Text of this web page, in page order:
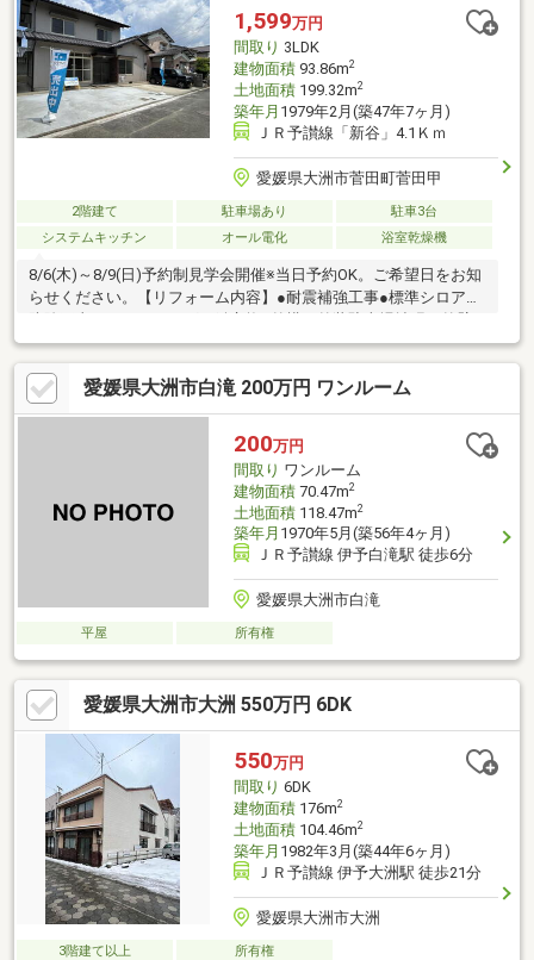
に合わせたローンの組み方や金融機関をご提案。住宅ローンが初
めての方でもお気軽にご相談ください。
1,599万円
間取り 3LDK
建物面積93.86m2
土地面積199.32m2
築年月 1979年2月(築47年7ヶ月)
ＪＲ予讃線「新谷」4.1Ｋｍ
愛媛県大洲市菅田町菅田甲
2階建て 駐車場あり
駐車3台
システムキッチン
オール電化 浴室乾燥機
8/6(木)～8/9(日)予約制見学会開催※当日予約OK。ご希望日をお知
らせください。【リフォーム内容】●耐震補強工事●標準シロアリ
防除工事、クリーニング、鍵交換●外構・外装駐車場拡張、外壁
塗装●水回りシステムキッチン交換、ユニットバス交換、洗面化
粧台交換●内装間取変更、室内ドア（一部）交換、床材上張り、
シューズボックス交換、クロス張替え●その他設備インターホン
設置【おすすめポイント】・耐震適合証明書を取得すれば（要別
途費用）、条件により住宅ローン減税や不動産取得税減税の対象
になります・シロアリ防除工事施工後5年間保証・お客様に合わせ
愛媛県大洲市白滝 200万円 ワンルーム
200万円
間取り ワンルーム
建物面積70.47m2
土地面積118.47m2
築年月 1970年5月(築56年4ヶ月)
ＪＲ予讃線 伊予白滝駅 徒歩6分
愛媛県大洲市白滝
平屋 所有権
愛媛県大洲市大洲 550万円 6DK
550万円
間取り 6DK
建物面積176m2
土地面積104.46m2
築年月 1982年3月(築44年6ヶ月)
ＪＲ予讃線 伊予大洲駅 徒歩21分
愛媛県大洲市大洲
3階建て以上 所有権